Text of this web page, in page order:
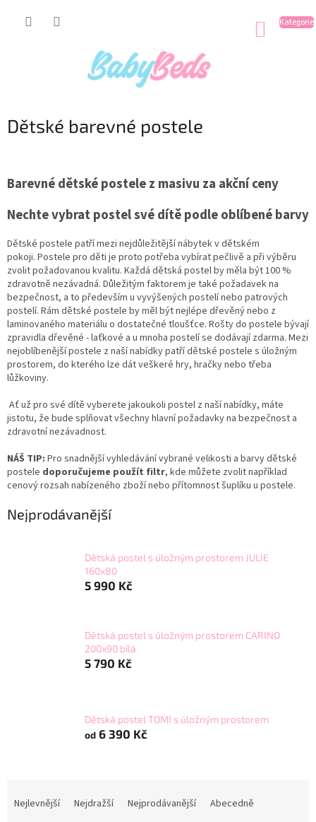
Dětské barevné postele
Barevné dětské postele z masivu za akční ceny
Nechte vybrat postel své dítě podle oblíbené barvy
Dětské postele patří mezi nejdůležitější nábytek v dětském
pokoji. Postele pro děti je proto potřeba vybírat pečlivě a při výběru
zvolit požadovanou kvalitu. Každá dětská postel by měla být 100 %
zdravotně nezávadná. Důležitým faktorem je také požadavek na
bezpečnost, a to především u vyvýšených postelínebo patrových
postelí. Rám dětské postele by měl být nejlépe dřevěný nebo z
laminovaného materiálu o dostatečné tloušťce. Rošty do postele bývají
zpravidla dřevěné - laťkové a u mnoha postelí se dodávají zdarma. Mezi
nejoblíbenější postele z naší nabídky patří dětské postele s úložným
prostorem, do kterého lze dát veškeré hry, hračkynebo třeba
lůžkoviny.
Ať už pro své dítě vyberete jakoukoli postel z naší nabídky, máte
jistotu, že bude splňovat všechny hlavní požadavky na bezpečnost a
zdravotní nezávadnost.
NÁŠ TIP: Pro snadnější vyhledávání vybrané velikosti a barvy dětské
postele doporučujeme použít filtr, kde můžete zvolit například
cenový rozsah nabízeného zboží nebo přítomnost šuplíku u postele.
Nejprodávanější
Dětská postel s úložným prostorem JULIE
160x80
5 990 Kč
Dětská postel s úložným prostorem CARINO
200x90 bílá
5 790 Kč
Dětská postel TOMI s úložným prostorem
od 6 390 Kč
Nejlevnější Nejdražší Nejprodávanější Abecedně